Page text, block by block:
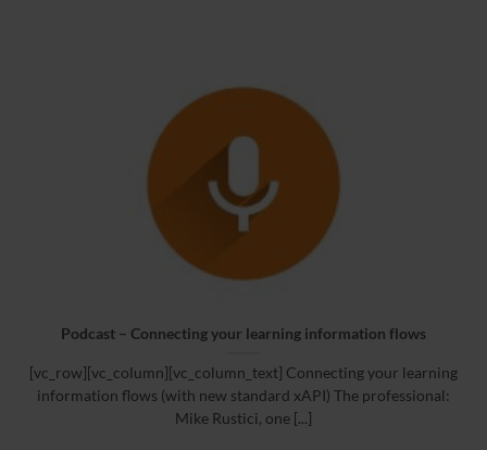
Podcast – Connecting your learning information flows
[vc_row][vc_column][vc_column_text] Connecting your learning
information flows (with new standard xAPI) The professional:
Mike Rustici, one [...]